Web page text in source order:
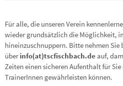
Für alle, die unseren Verein
wieder grundsätzlich die Möglichkeit,
hineinzuschnuppern. Bitte nehmen Sie
über info(at)tscfischbach.de auf,
Zeiten einen sicheren Aufenthalt für
TrainerInnen gewährleisten können.